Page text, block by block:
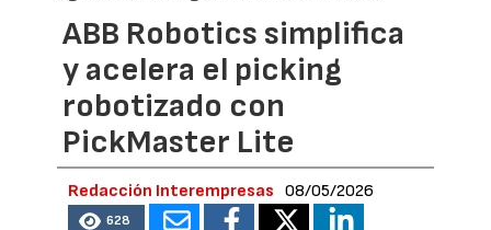
ABB Robotics simplifica
y acelera el picking
robotizado con
PickMaster Lite
Redacción Interempresas 08/05/2026
628